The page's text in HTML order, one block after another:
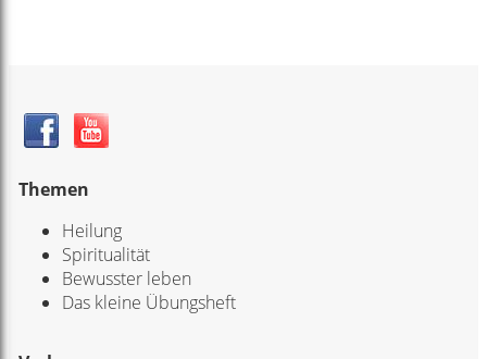
Themen
Heilung
Spiritualität
Bewusster leben
Das kleine Übungsheft